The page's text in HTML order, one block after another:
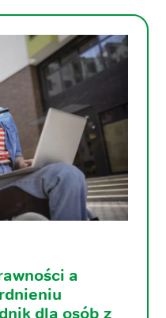
a
dla osób z